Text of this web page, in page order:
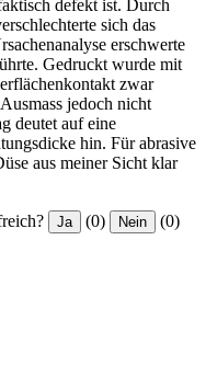
defekt ist. Durch
sich das
erschwerte
Gedruckt wurde mit
zwar
jedoch nicht
deutet auf eine
hin. Für abrasive
aus meiner Sicht klar
Ja (0) Nein (0)